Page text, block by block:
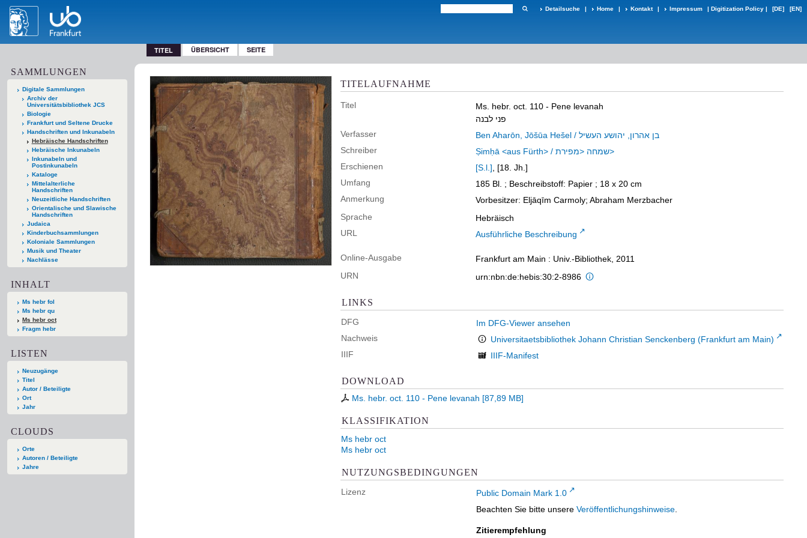
Detailsuche | Home | Kontakt | Impressum | Digitization Policy | [DE] [EN]
TITEL ÜBERSICHT SEITE
SAMMLUNGEN
Digitale Sammlungen
Archiv der
Universitätsbibliothek JCS
Biologie
Frankfurt und Seltene Drucke
Handschriften und Inkunabeln
Hebräische Handschriften
Hebräische Inkunabeln
Inkunabeln und
Postinkunabeln
Kataloge
Mittelalterliche
Handschriften
Neuzeitliche Handschriften
Orientalische und Slawische
Handschriften
Judaica
Kinderbuchsammlungen
Koloniale Sammlungen
Musik und Theater
Nachlässe
INHALT
Ms hebr fol
Ms hebr qu
Ms hebr oct
Fragm hebr
LISTEN
Neuzugänge
Titel
Autor / Beteiligte
Ort
Jahr
CLOUDS
Orte
Autoren / Beteiligte
Jahre
TITELAUFNAHME
Titel
Ms. hebr. oct. 110 - Pene levanah
פני לבנה
Verfasser
Ben Aharōn, Jōšūa Hešel / בן אהרון, יהושע העשיל
Schreiber
Ṣimḥā <aus Fürth> / שמחה <מפירת>
Erschienen
[S.l.] , [18. Jh.]
Umfang
185 Bl. ; Beschreibstoff: Papier ; 18 x 20 cm
Anmerkung
Vorbesitzer: Eljāqīm Carmoly; Abraham Merzbacher
Sprache
Hebräisch
URL
Ausführliche Beschreibung
Online-Ausgabe
Frankfurt am Main : Univ.-Bibliothek, 2011
URN
urn:nbn:de:hebis:30:2-8986
LINKS
DFG
Im DFG-Viewer ansehen
Nachweis
Universitaetsbibliothek Johann Christian Senckenberg (Frankfurt am Main)
IIIF
IIIF-Manifest
DOWNLOAD
Ms. hebr. oct. 110 - Pene levanah [87,89 MB]
KLASSIFIKATION
Ms hebr oct
Ms hebr oct
NUTZUNGSBEDINGUNGEN
Lizenz Public Domain Mark 1.0
Beachten Sie bitte unsere Veröffentlichungshinweise
Zitierempfehlung